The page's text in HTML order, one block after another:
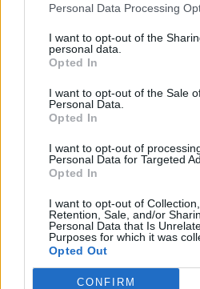
Personal Data Processing
I want to opt-out of the
personal data.
Opted In
I want to opt-out of the Sale
Personal Data.
Opted In
I want to opt-out of
Personal Data for Targeted
Opted In
I want to opt-out of Collection,
Retention, Sale, and/or
Personal Data that Is
Purposes for which it was
Opted Out
CONFIRM
Dokumentinio filmo
premjeroje – istoriniai
istorijos iš pirmų lūpų
Lietuvis Rokas Giedraitis
minučių pelnė tik 2
atsikovojo 2 kamuolius.